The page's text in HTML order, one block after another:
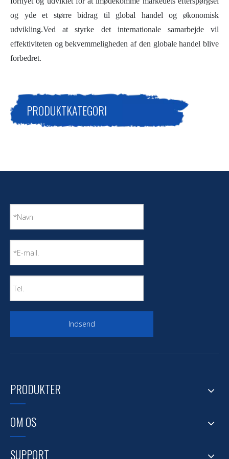
og yde et større bidrag til global handel og økonomisk
udvikling.Ved at styrke det internationale samarbejde vil
effektiviteten og bekvemmeligheden af ​​den globale handel blive
forbedret.
PRODUKTKATEGORI
Indsend
PRODUKTER
OM OS
SUPPORT